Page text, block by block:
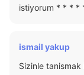
istiyorum * * * *
ismail yakup
Sizinle